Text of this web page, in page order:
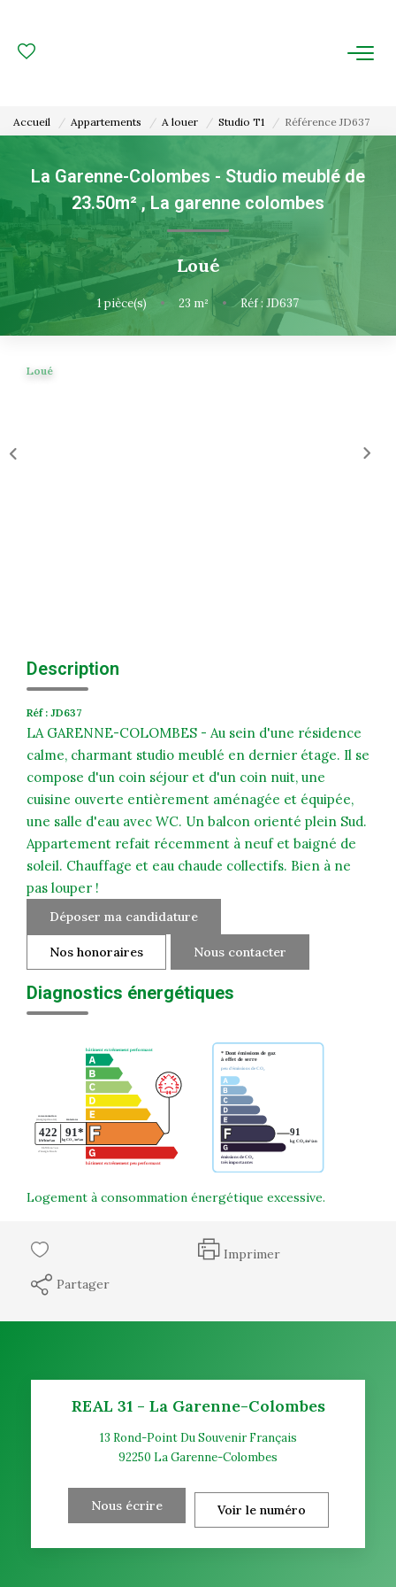
FAIRE GÉRER
Gestion Locative
Gestion De Copropriété
NOUS CONNAITRE
Extranet Syndic Et Gestion Locative
Accueil Appartements A louer Studio T1 Référence JD637
La Garenne-Colombes - Studio meublé de
23.50m²,La garenne colombes
Loué
1 pièce(s) • 23 m² • Réf : JD637
Loué
Description
Réf : JD637
LA GARENNE-COLOMBES - Au sein d'une résidence
calme, charmant studio meublé en dernier étage. Il se
compose d'un coin séjour et d'un coin nuit, une
cuisine ouverte entièrement aménagée et équipée,
une salle d'eau avec WC. Un balcon orienté plein Sud.
Appartement refait récemment à neuf et baigné de
soleil. Chauffage et eau chaude collectifs. Bien à ne
pas louper !
Déposer ma candidature
Nos honoraires Nous contacter
Diagnostics énergétiques
Logement à consommation énergétique excessive.
Imprimer
Partager
REAL 31 - La Garenne-Colombes
13 Rond-Point Du Souvenir Français
92250 La Garenne-Colombes
Nous écrire Voir le numéro